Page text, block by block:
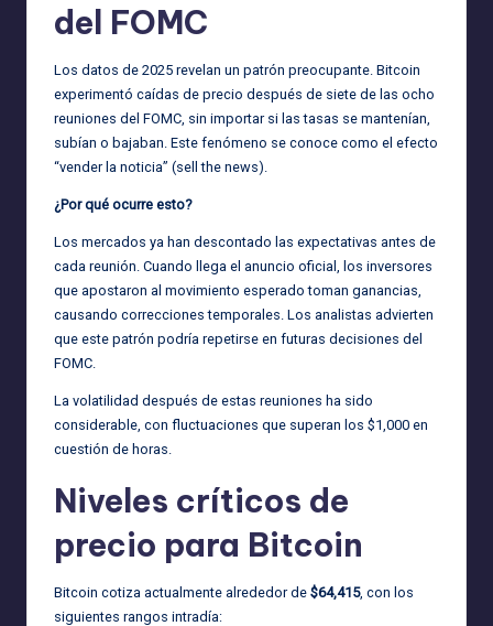
del FOMC
Los datos de 2025 revelan un patrón preocupante. Bitcoin
experimentó caídas de precio después de siete de las ocho
reuniones del FOMC, sin importar si las tasas se mantenían,
subían o bajaban. Este fenómeno se conoce como el efecto
“vender la noticia” (sell the news).
¿Por qué ocurre esto?
Los mercados ya han descontado las expectativas antes de
cada reunión. Cuando llega el anuncio oficial, los inversores
que apostaron al movimiento esperado toman ganancias,
causando correcciones temporales. Los analistas advierten
que este patrón podría repetirse en futuras decisiones del
FOMC.
La volatilidad después de estas reuniones ha sido
considerable, con fluctuaciones que superan los $1,000 en
cuestión de horas.
Niveles críticos de
precio para Bitcoin
Bitcoin cotiza actualmente alrededor de $64,415, con los
siguientes rangos intradía: